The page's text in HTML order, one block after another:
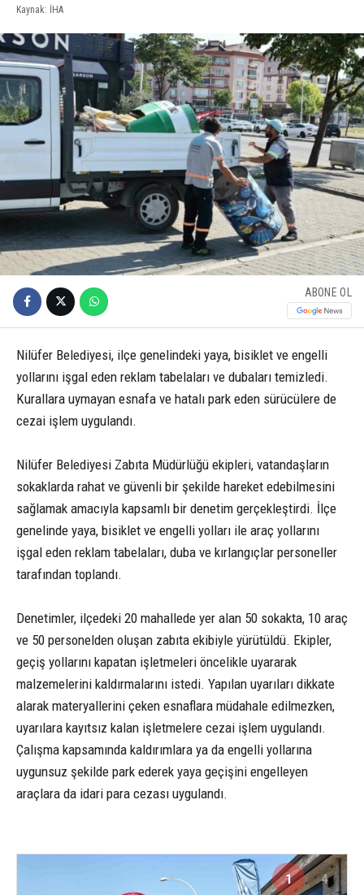
Kaynak: İHA
ABONE OL
Nilüfer Belediyesi, ilçe genelindeki yaya, bisiklet ve engelli
yollarını işgal eden reklam tabelaları ve dubaları temizledi.
Kurallara uymayan esnafa ve hatalı park eden sürücülere de
cezai işlem uygulandı.
Nilüfer Belediyesi Zabıta Müdürlüğü ekipleri, vatandaşların
sokaklarda rahat ve güvenli bir şekilde hareket edebilmesini
sağlamak amacıyla kapsamlı bir denetim gerçekleştirdi. İlçe
genelinde yaya, bisiklet ve engelli yolları ile araç yollarını
işgal eden reklam tabelaları, duba ve kırlangıçlar personeller
tarafından toplandı.
Denetimler, ilçedeki 20 mahallede yer alan 50 sokakta, 10 araç
ve 50 personelden oluşan zabıta ekibiyle yürütüldü. Ekipler,
geçiş yollarını kapatan işletmeleri öncelikle uyararak
malzemelerini kaldırmalarını istedi. Yapılan uyarıları dikkate
alarak materyallerini çeken esnaflara müdahale edilmezken,
uyarılara kayıtsız kalan işletmelere cezai işlem uygulandı.
Çalışma kapsamında kaldırımlara ya da engelli yollarına
uygunsuz şekilde park ederek yaya geçişini engelleyen
araçlara da idari para cezası uygulandı.
1 4